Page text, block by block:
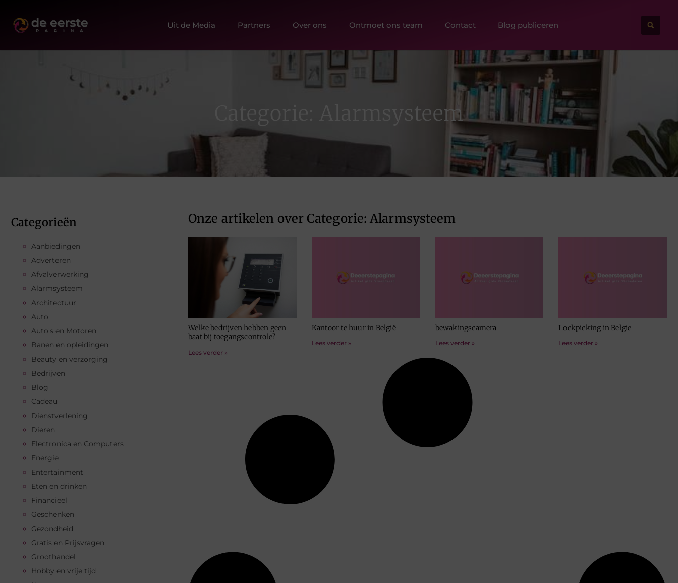
Uit de Media Partners Over ons Ontmoet ons team Contact Blog publiceren
Categorie: Alarmsysteem
Categorieën
Aanbiedingen
Adverteren
Afvalverwerking
Alarmsysteem
Architectuur
Auto
Auto's en Motoren
Banen en opleidingen
Beauty en verzorging
Bedrijven
Blog
Cadeau
Dienstverlening
Dieren
Electronica en Computers
Energie
Entertainment
Eten en drinken
Financieel
Geschenken
Gezondheid
Gratis en Prijsvragen
Groothandel
Hobby en vrije tijd
Onze artikelen over Categorie: Alarmsysteem
Welke bedrijven hebben geen
baat bij toegangscontrole?
Lees verder »
Kantoor te huur in België
Lees verder »
bewakingscamera
Lees verder »
Lockpicking in Belgie
Lees verder »